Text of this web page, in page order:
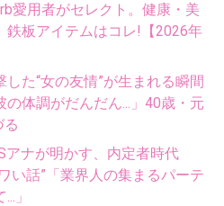
愛用者がセレクト。健康・美
鉄板アイテムはコレ!【2026年
た“女の友情”が生まれる瞬間
の体調がだんだん...」40歳・元
る
ナが明かす、内定者時代
い話”「業界人の集まるパーテ
」